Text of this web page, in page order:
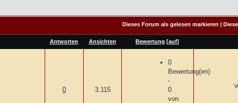
Dieses Forum als gelesen markieren |
Antworten Ansichten Bewertung [auf]
0 3.115
0
Bewertung(en)
-
0
von